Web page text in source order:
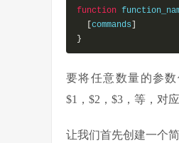
function
commands
}
要将任意数量的参
$1，$2，$3，等，对
让我们首先创建一个